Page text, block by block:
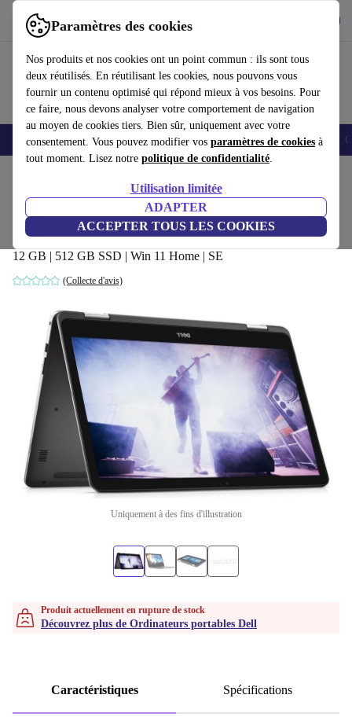
Paramètres des cookies
Nos produits et nos cookies ont un point commun : ils sont tous
deux réutilisés. En réutilisant les cookies, nous pouvons vous
fournir un contenu optimisé qui répond mieux à vos besoins. Pour
ce faire, nous devons analyser votre comportement de navigation
au moyen de cookies tiers. Bien sûr, uniquement avec votre
consentement. Vous pouvez modifier vos paramètres de cookies à
tout moment. Lisez notre politique de confidentialité.
Utilisation limitée
ADAPTER
ACCEPTER TOUS LES COOKIES
Utilisez refurbed rapidement et facilement
Smartphones Laptops Tablettes Montres connectées Accessoires
Dell Inspiron 17 7773 2-in-1 | i5-8250U |
17.3-pouces
12 GB | 512 GB SSD | Win 11 Home | SE
(Collecte d'avis)
Uniquement à des fins d'illustration
Produit actuellement en rupture de stock
Découvrez plus de Ordinateurs portables Dell
Caractéristiques Spécifications